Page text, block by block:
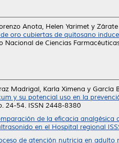
Anota, Helen Yarimet y
oro cubiertas de quitosano
Nacional de Ciencias
Madrigal, Karla Ximena y García
y su potencial uso en la
24-54. ISSN 2448-8380
de la eficacia
en el Hospital regional
de atención nutricia en adulto